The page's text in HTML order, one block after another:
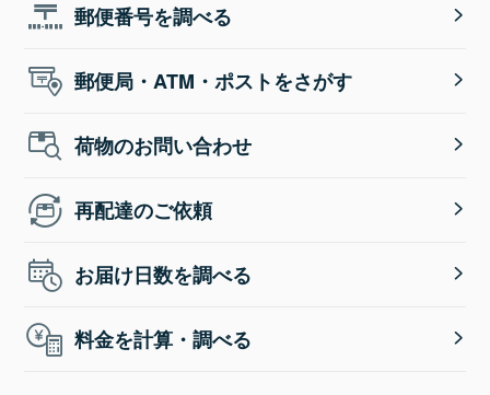
郵便番号を調べる
郵便局・ATM・ポストをさがす
荷物のお問い合わせ
再配達のご依頼
お届け日数を調べる
料金を計算・調べる